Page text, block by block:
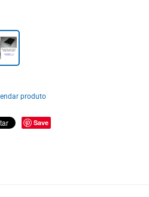
produto
Save